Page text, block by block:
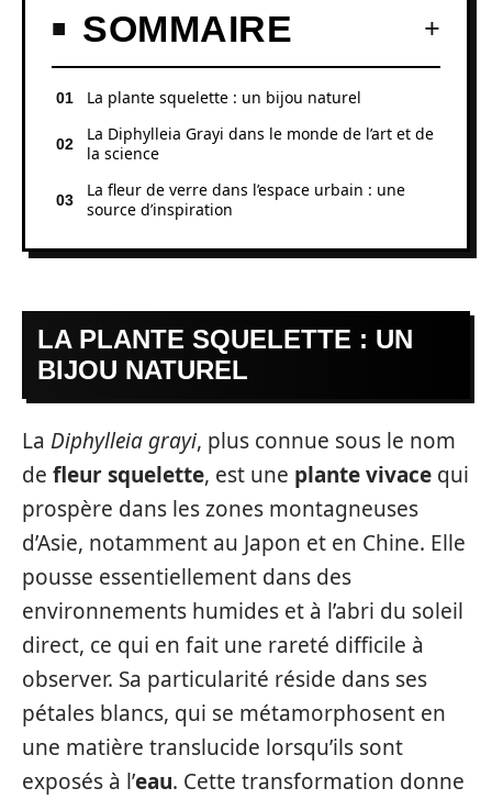
SOMMAIRE
La plante squelette : un bijou naturel
La Diphylleia Grayi dans le monde de l’art et de
la science
La fleur de verre dans l’espace urbain : une
source d’inspiration
LA PLANTE SQUELETTE : UN
BIJOU NATUREL
La Diphylleia grayi, plus connue sous le nom
de fleur squelette, est une plante vivace qui
prospère dans les zones montagneuses
d’Asie, notamment au Japon et en Chine. Elle
pousse essentiellement dans des
environnements humides et à l’abri du soleil
direct, ce qui en fait une rareté difficile à
observer. Sa particularité réside dans ses
pétales blancs, qui se métamorphosent en
une matière translucide lorsqu’ils sont
exposés à l’eau. Cette transformation donne